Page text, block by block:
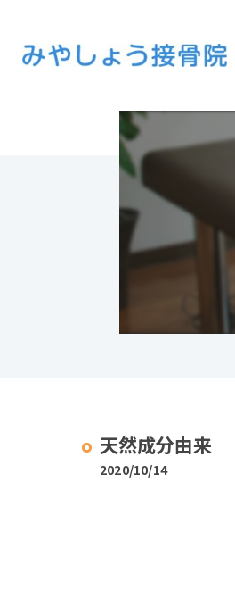
天然成分由来
2020/10/14